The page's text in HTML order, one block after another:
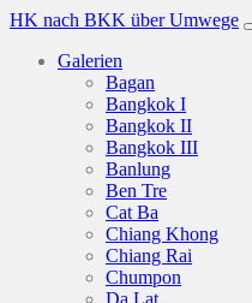
HK nach BKK über Umwege
Galerien
Bagan
Bangkok I
Bangkok II
Bangkok III
Banlung
Ben Tre
Cat Ba
Chiang Khong
Chiang Rai
Chumpon
Da Lat